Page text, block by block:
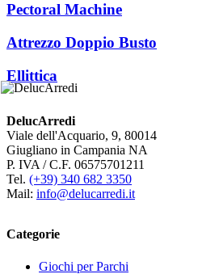
Pectoral Machine
Attrezzo Doppio Busto
Ellittica
DelucArredi
Viale dell'Acquario, 9, 80014
Giugliano in Campania NA
P. IVA / C.F. 06575701211
Tel. (+39) 340 682 3350
Mail: info@delucarredi.it
Categorie
Giochi per Parchi